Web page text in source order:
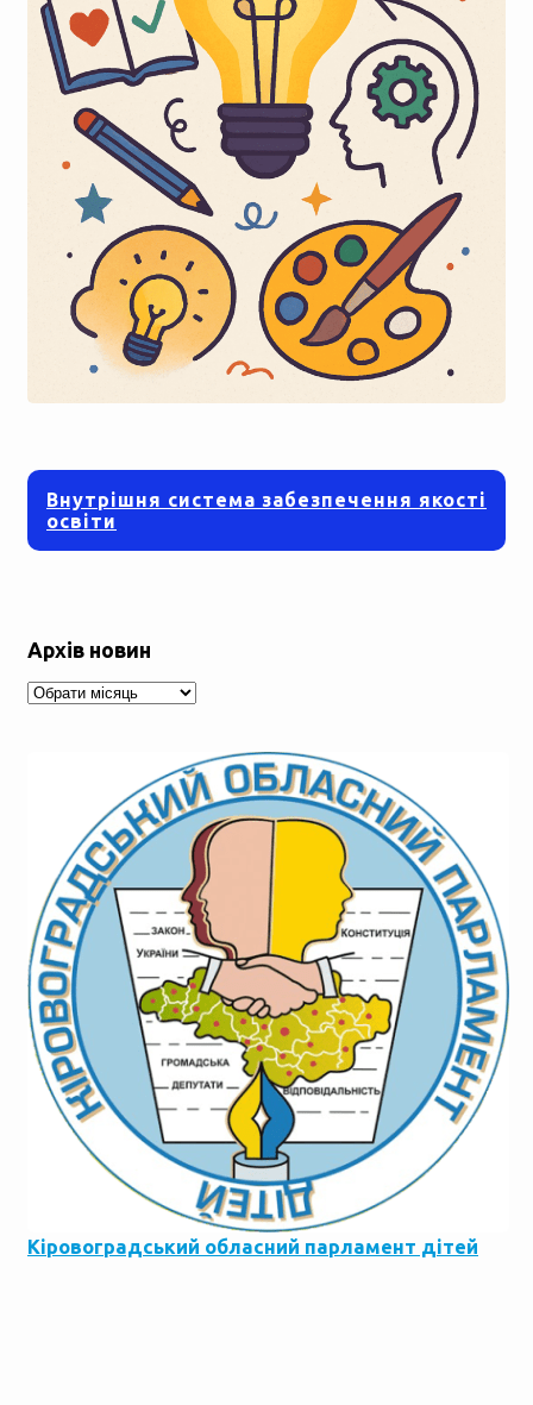
Внутрішня система забезпечення якості
освіти
Архів новин
Архів
новин
Кіровоградський обласний парламент дітей